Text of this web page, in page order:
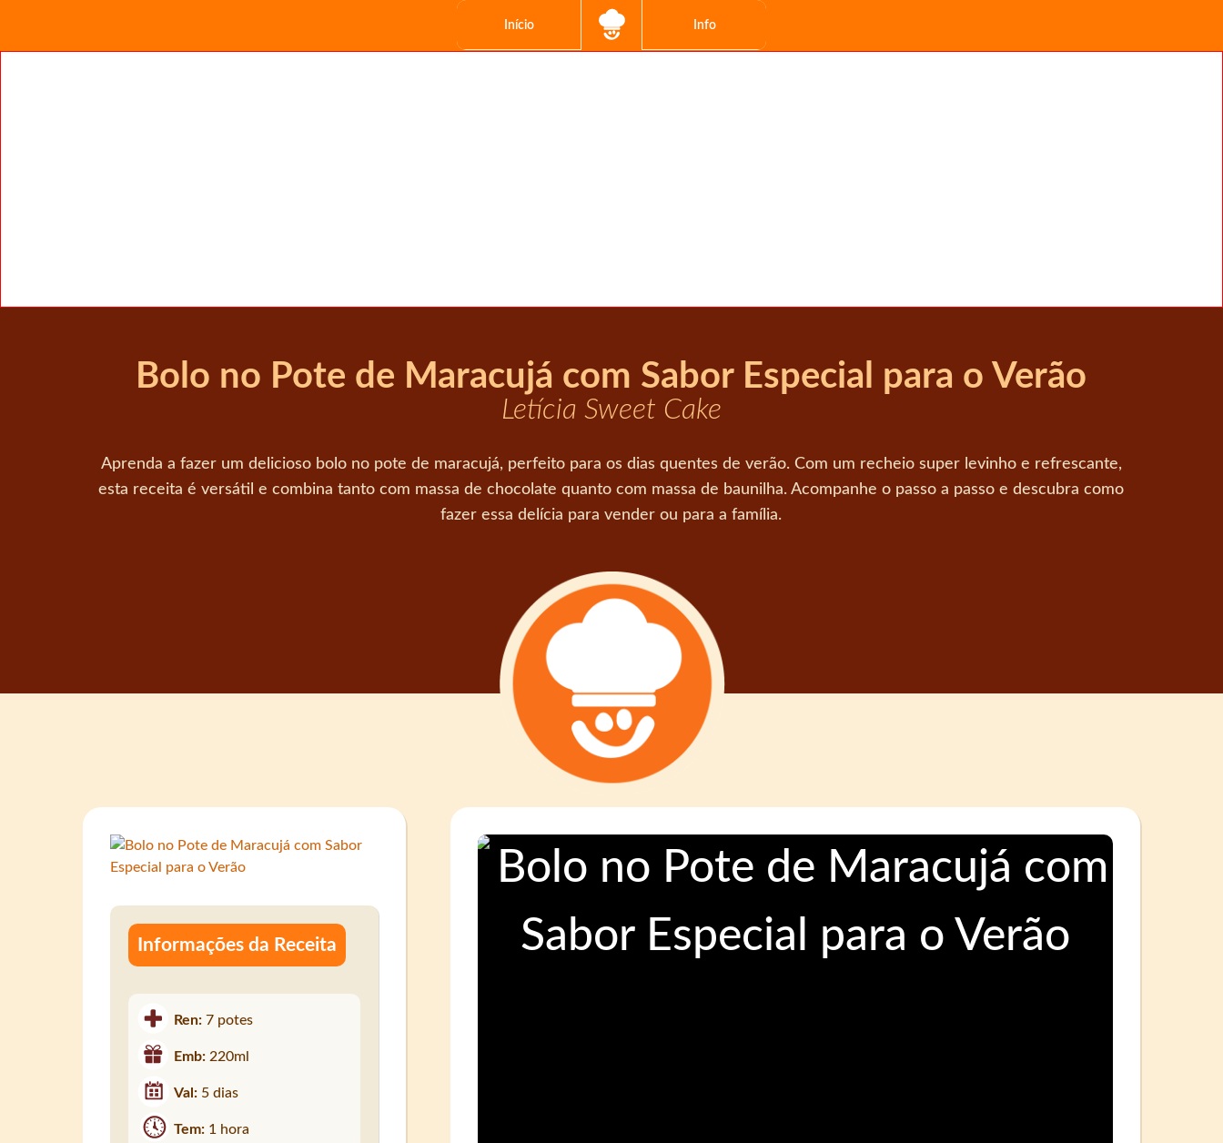
Início Info
Bolo no Pote de Maracujá com Sabor Especial para o Verão
Letícia Sweet Cake
Aprenda a fazer um delicioso bolo no pote de maracujá, perfeito para os dias quentes de verão. Com um recheio super levinho e refrescante,
esta receita é versátil e combina tanto com massa de chocolate quanto com massa de baunilha. Acompanhe o passo a passo e descubra como
fazer essa delícia para vender ou para a família.
Informações da Receita
Ren:7 potes
Emb: 220ml
Val: 5 dias
Tem: 1 hora